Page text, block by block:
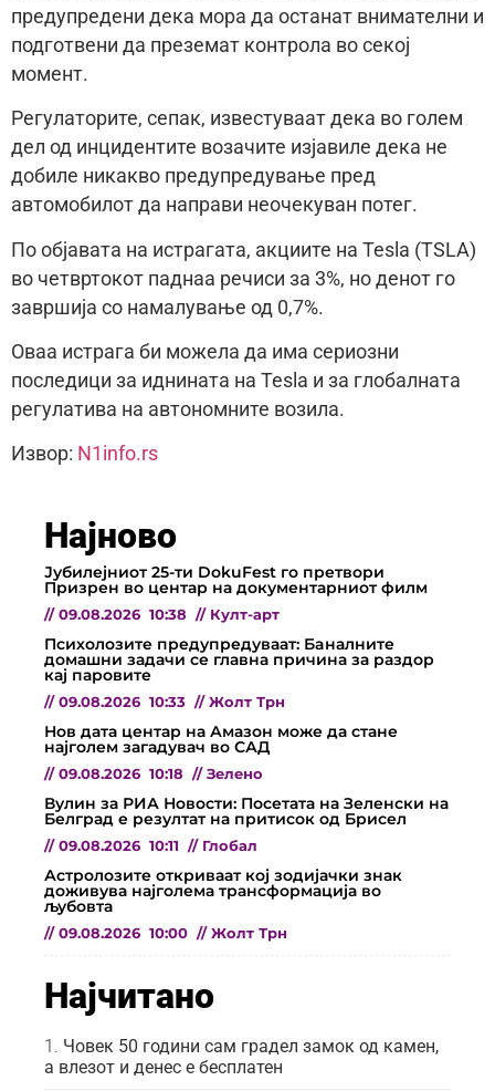
предупредени дека мора да останат внимателни и
подготвени да преземат контрола во секој
момент.
Регулаторите, сепак, известуваат дека во голем
дел од инцидентите возачите изјавиле дека не
добиле никакво предупредување пред
автомобилот да направи неочекуван потег.
По објавата на истрагата, акциите на Tesla (TSLA)
во четвртокот паднаа речиси за 3%, но денот го
завршија со намалување од 0,7%.
Оваа истрага би можела да има сериозни
последици за иднината на Tesla и за глобалната
регулатива на автономните возила.
Извор: N1info.rs
Најново
Јубилејниот 25-ти DokuFest го претвори
Призрен во центар на документарниот филм
// 09.08.2026 10:38 // Култ-арт
Психолозите предупредуваат: Бaналните
домашни задачи се главна причина за раздор
кај паровите
// 09.08.2026 10:33 // Жолт Трн
Нов дата центар на Амазон може да стане
најголем загадувач во САД
// 09.08.2026 10:18 // Зелено
Вулин за РИА Новости: Посетата на Зеленски на
Белград е резултат на притисок од Брисел
// 09.08.2026 10:11 // Глобал
Астролозите откриваат кој зодијачки знак
доживува најголема трансформација во
љубовта
// 09.08.2026 10:00 // Жолт Трн
Најчитано
Човек 50 години сам градел замок од камен,
а влезот и денес е бесплатен